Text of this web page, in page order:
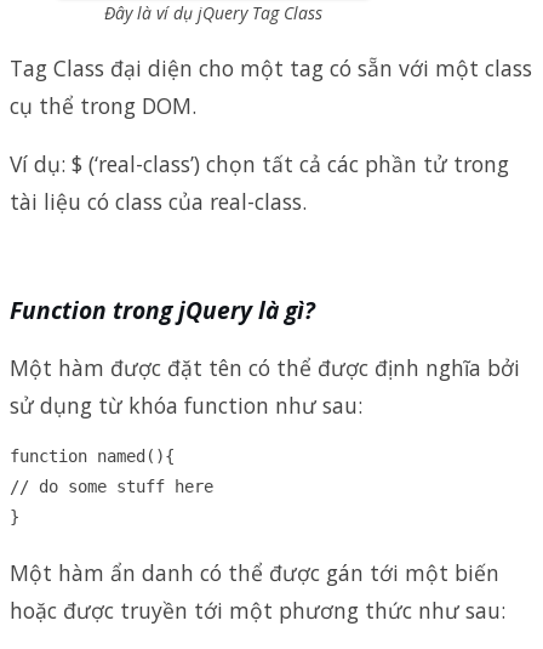
Đây là ví dụ jQuery Tag Class
Tag Class đại diện cho một tag có sẵn với một class
cụ thể trong DOM.
Ví dụ: $ (‘real-class’) chọn tất cả các phần tử trong
tài liệu có class của real-class.
Function trong jQuery là gì?
Một hàm được đặt tên có thể được định nghĩa bởi
sử dụng từ khóa function như sau:
function named(){
// do some stuff here
}
Một hàm ẩn danh có thể được gán tới một biến
hoặc được truyền tới một phương thức như sau: